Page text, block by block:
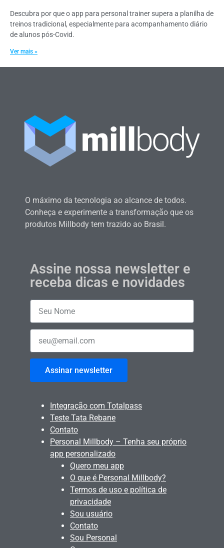
Descubra por que o app para personal trainer supera a planilha de
treinos tradicional, especialmente para acompanhamento diário
de alunos pós-Covid.
Ver mais »
O máximo da tecnologia ao alcance de todos.
Conheça e experimente a transformação que os
produtos Millbody tem trazido ao Brasil.
Assine nossa newsletter e
receba dicas e novidades
Assinar newsletter
Integração com Totalpass
Teste Tata Rebane
Contato
Personal Millbody – Tenha seu próprio
app personalizado
Quero meu app
O que é Personal Millbody?
Termos de uso e política de
privacidade
Sou usuário
Contato
Sou Personal